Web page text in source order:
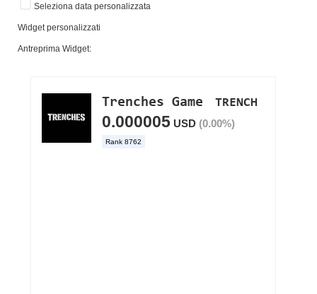
Seleziona data personalizzata
Widget personalizzati
Antreprima Widget: